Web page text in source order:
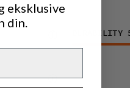
DURABILITY
eksklusive
din.